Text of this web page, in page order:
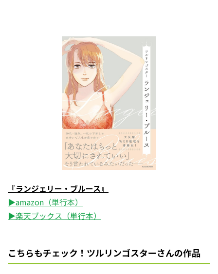
『ランジェリー・ブルース』
▶amazon（単行本）
▶楽天ブックス（単行本）
こちらもチェック！ツルリンゴスターさんの作品